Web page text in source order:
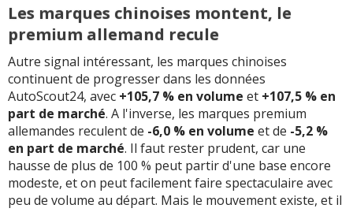
Les marques chinoises montent, le
premium allemand recule
Autre signal intéressant, les marques chinoises
continuent de progresser dans les données
AutoScout24, avec +105,7 % en volume et +107,5 % en
part de marché. A l'inverse, les marques premium
allemandes reculent de -6,0 % en volume et de -5,2 %
en part de marché. Il faut rester prudent, car une
hausse de plus de 100 % peut partir d'une base encore
modeste, et on peut facilement faire spectaculaire avec
peu de volume au départ. Mais le mouvement existe, et il